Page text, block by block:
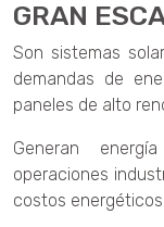
GRAN
Son sistemas
demandas de
paneles de alto
Generan
operaciones
costos energéticos.